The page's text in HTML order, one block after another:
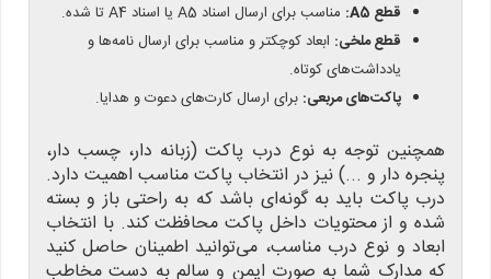
قطع A5:
مناسب برای ارسال اسناد A5 یا اسناد A4 تا شده.
قطع ملخی: ابعاد کوچکتر و مناسب برای ارسال نامه‌ها و
یادداشت‌های کوتاه.
پاکت‌های مربعی: برای ارسال کارت‌های دعوت و هدایا.
همچنین توجه به نوع درب پاکت (زبانه دار، چسب دار،
پنجره دار و ...) نیز در انتخاب پاکت مناسب اهمیت دارد.
درب پاکت باید به گونه‌ای باشد که به راحتی باز و بسته
شده و از محتویات داخل پاکت محافظت کند. با انتخاب
ابعاد و نوع درب مناسب، می‌توانید اطمینان حاصل کنید
که مدارک شما به صورت ایمن و سالم به دست مخاطب